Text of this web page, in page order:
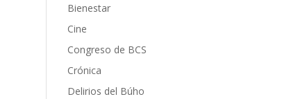
Bienestar
Cine
Congreso de BCS
Crónica
Delirios del Búho